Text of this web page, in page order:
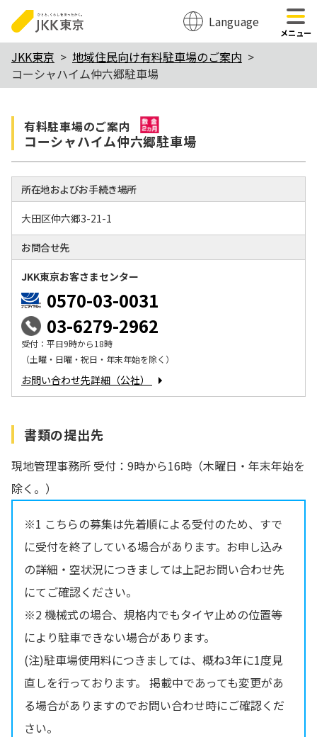
のページの本文へ移動
Language
メニュー
JKK東京
地域住民向け有料駐車場のご案内
コーシャハイム仲六郷駐車場
有料駐⾞場のご案内 敷金2か月
コーシャハイム仲六郷駐車場
所在地およびお手続き場所
大田区仲六郷3-21-1
お問合せ先
JKK東京お客さまセンター
0570-03-0031
03-6279-2962
受付：平日9時から18時
（土曜・日曜・祝日・年末年始を除く）
お問い合わせ先詳細（公社）
書類の提出先
現地管理事務所 受付：9時から16時（木曜日・年末年始を
除く。）
※1 こちらの募集は先着順による受付のため、すで
に受付を終了している場合があります。お申し込み
の詳細・空状況につきましては上記お問い合わせ先
にてご確認ください。
※2 機械式の場合、規格内でもタイヤ止めの位置等
により駐車できない場合があります。
(注)駐車場使用料につきましては、概ね3年に1度見
直しを行っております。 掲載中であっても変更があ
る場合がありますのでお問い合わせ時にご確認くだ
さい。